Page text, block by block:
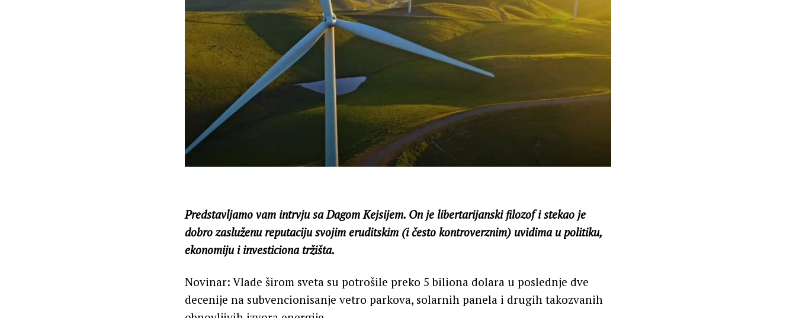
Predstavljamo vam intrvju sa Dagom Kejsijem. On je libertarijanski filozof i stekao je
dobro zasluženu reputaciju svojim eruditskim (i često kontroverznim) uvidima u politiku,
ekonomiju i investiciona tržišta.
Novinar: Vlade širom sveta su potrošile preko 5 biliona dolara u poslednje dve
decenije na subvencionisanje vetro parkova, solarnih panela i drugih takozvanih